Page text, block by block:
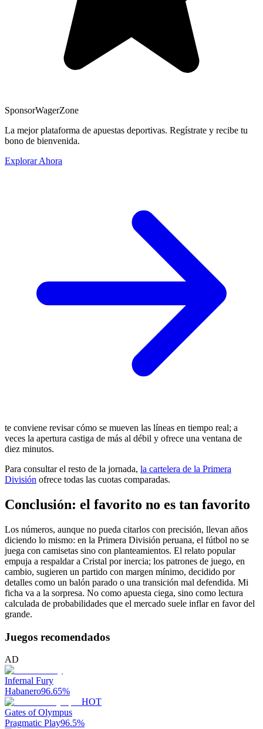
SponsorWagerZone
La mejor plataforma de apuestas deportivas. Regístrate y recibe tu
bono de bienvenida.
Explorar Ahora
te conviene revisar cómo se mueven las líneas en tiempo real; a
veces la apertura castiga de más al débil y ofrece una ventana de
diez minutos.
Para consultar el resto de la jornada, la cartelera de la Primera
División ofrece todas las cuotas comparadas.
Conclusión: el favorito no es tan favorito
Los números, aunque no pueda citarlos con precisión, llevan años
diciendo lo mismo: en la Primera División peruana, el fútbol no se
juega con camisetas sino con planteamientos. El relato popular
empuja a respaldar a Cristal por inercia; los patrones de juego, en
cambio, sugieren un partido con margen mínimo, decidido por
detalles como un balón parado o una transición mal defendida. Mi
ficha va a la sorpresa. No como apuesta ciega, sino como lectura
calculada de probabilidades que el mercado suele inflar en favor del
grande.
Juegos recomendados
AD
Infernal Fury
Habanero96.65%
HOT
Gates of Olympus
Pragmatic Play96.5%